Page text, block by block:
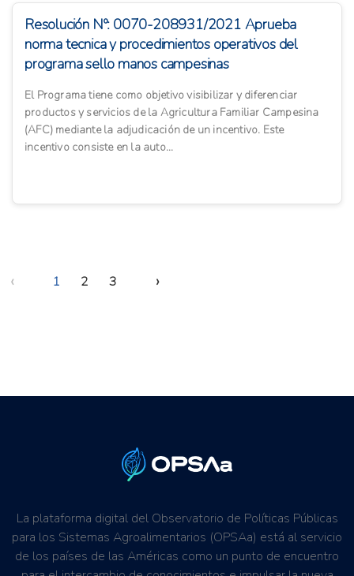
Resolución Nº: 0070-208931/2021 Aprueba
norma tecnica y procedimientos operativos del
programa sello manos campesinas
El Programa tiene como objetivo visibilizar y diferenciar
productos y servicios de la Agricultura Familiar Campesina
(AFC) mediante la adjudicación de un incentivo. Este
incentivo consiste en la auto...
‹ 1 2 3 ›
La plataforma digital del Observatorio de Políticas Públicas
para los Sistemas Agroalimentarios (OPSAa) está al servicio
de los países de las Américas como un punto de encuentro